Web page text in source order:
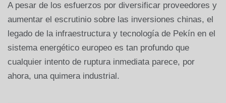
A pesar de los esfuerzos por diversificar proveedores y
aumentar el escrutinio sobre las inversiones chinas, el
legado de la infraestructura y tecnología de Pekín en el
sistema energético europeo es tan profundo que
cualquier intento de ruptura inmediata parece, por
ahora, una quimera industrial.